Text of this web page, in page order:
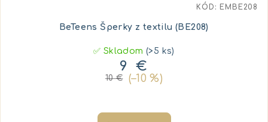
BeTeens Šperky z textilu (BE208)
✅ Skladom(>5 ks)
9 €
10 € (–10 %)
KÓD: EMBE208